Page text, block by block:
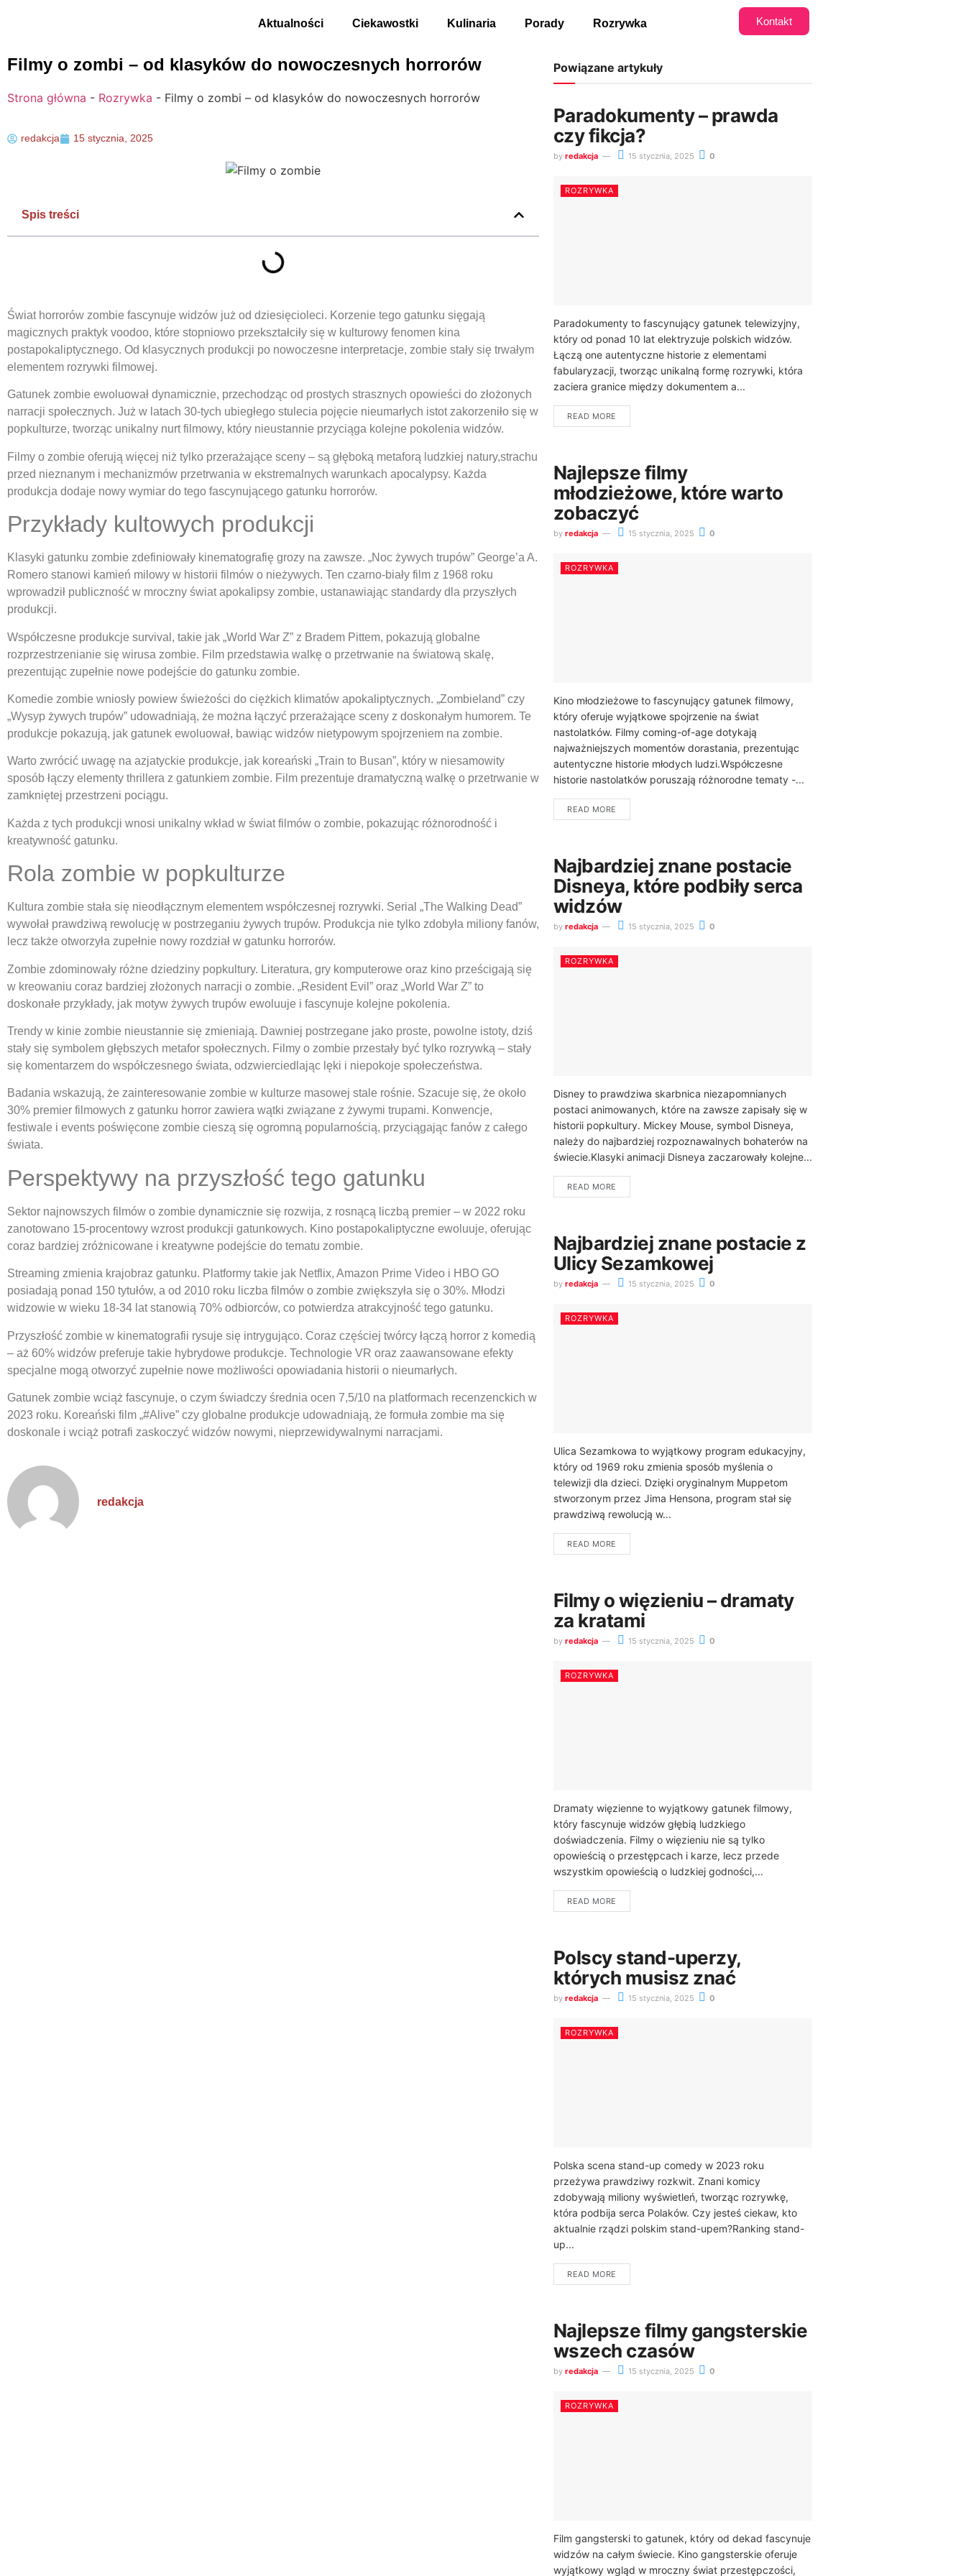
Aktualności Ciekawostki Kulinaria Porady Rozrywka Kontakt
Filmy o zombi – od klasyków do nowoczesnych horrorów
Strona główna - Rozrywka - Filmy o zombi – od klasyków do nowoczesnych horrorów
redakcja 15 stycznia, 2025
Spis treści
Świat horrorów zombie fascynuje widzów już od dziesięcioleci. Korzenie tego gatunku sięgają
magicznych praktyk voodoo, które stopniowo przekształciły się w kulturowy fenomen kina
postapokaliptycznego. Od klasycznych produkcji po nowoczesne interpretacje, zombie stały się trwałym
elementem rozrywki filmowej.
Gatunek zombie ewoluował dynamicznie, przechodząc od prostych strasznych opowieści do złożonych
narracji społecznych. Już w latach 30-tych ubiegłego stulecia pojęcie nieumarłych istot zakorzeniło się w
popkulturze, tworząc unikalny nurt filmowy, który nieustannie przyciąga kolejne pokolenia widzów.
Filmy o zombie oferują więcej niż tylko przerażające sceny – są głęboką metaforą ludzkiej natury,strachu
przed nieznanym i mechanizmów przetrwania w ekstremalnych warunkach apocalypsy. Każda
produkcja dodaje nowy wymiar do tego fascynującego gatunku horrorów.
Przykłady kultowych produkcji
Klasyki gatunku zombie zdefiniowały kinematografię grozy na zawsze. „Noc żywych trupów” George’a A.
Romero stanowi kamień milowy w historii filmów o nieżywych. Ten czarno-biały film z 1968 roku
wprowadził publiczność w mroczny świat apokalipsy zombie, ustanawiając standardy dla przyszłych
produkcji.
Współczesne produkcje survival, takie jak „World War Z” z Bradem Pittem, pokazują globalne
rozprzestrzenianie się wirusa zombie. Film przedstawia walkę o przetrwanie na światową skalę,
prezentując zupełnie nowe podejście do gatunku zombie.
Komedie zombie wniosły powiew świeżości do ciężkich klimatów apokaliptycznych. „Zombieland” czy
„Wysyp żywych trupów” udowadniają, że można łączyć przerażające sceny z doskonałym humorem. Te
produkcje pokazują, jak gatunek ewoluował, bawiąc widzów nietypowym spojrzeniem na zombie.
Warto zwrócić uwagę na azjatyckie produkcje, jak koreański „Train to Busan”, który w niesamowity
sposób łączy elementy thrillera z gatunkiem zombie. Film prezentuje dramatyczną walkę o przetrwanie w
zamkniętej przestrzeni pociągu.
Każda z tych produkcji wnosi unikalny wkład w świat filmów o zombie, pokazując różnorodność i
kreatywność gatunku.
Rola zombie w popkulturze
Kultura zombie stała się nieodłącznym elementem współczesnej rozrywki. Serial „The Walking Dead”
wywołał prawdziwą rewolucję w postrzeganiu żywych trupów. Produkcja nie tylko zdobyła miliony fanów,
lecz także otworzyła zupełnie nowy rozdział w gatunku horrorów.
Zombie zdominowały różne dziedziny popkultury. Literatura, gry komputerowe oraz kino prześcigają się
w kreowaniu coraz bardziej złożonych narracji o zombie. „Resident Evil” oraz „World War Z” to
doskonałe przykłady, jak motyw żywych trupów ewoluuje i fascynuje kolejne pokolenia.
Trendy w kinie zombie nieustannie się zmieniają. Dawniej postrzegane jako proste, powolne istoty, dziś
stały się symbolem głębszych metafor społecznych. Filmy o zombie przestały być tylko rozrywką – stały
się komentarzem do współczesnego świata, odzwierciedlając lęki i niepokoje społeczeństwa.
Badania wskazują, że zainteresowanie zombie w kulturze masowej stale rośnie. Szacuje się, że około
30% premier filmowych z gatunku horror zawiera wątki związane z żywymi trupami. Konwencje,
festiwale i events poświęcone zombie cieszą się ogromną popularnością, przyciągając fanów z całego
świata.
Perspektywy na przyszłość tego gatunku
Sektor najnowszych filmów o zombie dynamicznie się rozwija, z rosnącą liczbą premier – w 2022 roku
zanotowano 15-procentowy wzrost produkcji gatunkowych. Kino postapokaliptyczne ewoluuje, oferując
coraz bardziej zróżnicowane i kreatywne podejście do tematu zombie.
Streaming zmienia krajobraz gatunku. Platformy takie jak Netflix, Amazon Prime Video i HBO GO
posiadają ponad 150 tytułów, a od 2010 roku liczba filmów o zombie zwiększyła się o 30%. Młodzi
widzowie w wieku 18-34 lat stanowią 70% odbiorców, co potwierdza atrakcyjność tego gatunku.
Przyszłość zombie w kinematografii rysuje się intrygująco. Coraz częściej twórcy łączą horror z komedią
– aż 60% widzów preferuje takie hybrydowe produkcje. Technologie VR oraz zaawansowane efekty
specjalne mogą otworzyć zupełnie nowe możliwości opowiadania historii o nieumarłych.
Gatunek zombie wciąż fascynuje, o czym świadczy średnia ocen 7,5/10 na platformach recenzenckich w
2023 roku. Koreański film „#Alive” czy globalne produkcje udowadniają, że formuła zombie ma się
doskonale i wciąż potrafi zaskoczyć widzów nowymi, nieprzewidywalnymi narracjami.
redakcja
Powiązane artykuły
Paradokumenty – prawda
czy fikcja?
by redakcja 15 stycznia, 2025 0
ROZRYWKA
Paradokumenty to fascynujący gatunek telewizyjny,
który od ponad 10 lat elektryzuje polskich widzów.
Łączą one autentyczne historie z elementami
fabularyzacji, tworząc unikalną formę rozrywki, która
zaciera granice między dokumentem a...
READ MORE
Najlepsze filmy
młodzieżowe, które warto
zobaczyć
by redakcja 15 stycznia, 2025 0
ROZRYWKA
Kino młodzieżowe to fascynujący gatunek filmowy,
który oferuje wyjątkowe spojrzenie na świat
nastolatków. Filmy coming-of-age dotykają
najważniejszych momentów dorastania, prezentując
autentyczne historie młodych ludzi.Współczesne
historie nastolatków poruszają różnorodne tematy -...
READ MORE
Najbardziej znane postacie
Disneya, które podbiły serca
widzów
by redakcja 15 stycznia, 2025 0
ROZRYWKA
Disney to prawdziwa skarbnica niezapomnianych
postaci animowanych, które na zawsze zapisały się w
historii popkultury. Mickey Mouse, symbol Disneya,
należy do najbardziej rozpoznawalnych bohaterów na
świecie.Klasyki animacji Disneya zaczarowały kolejne...
READ MORE
Najbardziej znane postacie z
Ulicy Sezamkowej
by redakcja 15 stycznia, 2025 0
ROZRYWKA
Ulica Sezamkowa to wyjątkowy program edukacyjny,
który od 1969 roku zmienia sposób myślenia o
telewizji dla dzieci. Dzięki oryginalnym Muppetom
stworzonym przez Jima Hensona, program stał się
prawdziwą rewolucją w...
READ MORE
Filmy o więzieniu – dramaty
za kratami
by redakcja 15 stycznia, 2025 0
ROZRYWKA
Dramaty więzienne to wyjątkowy gatunek filmowy,
który fascynuje widzów głębią ludzkiego
doświadczenia. Filmy o więzieniu nie są tylko
opowieścią o przestępcach i karze, lecz przede
wszystkim opowieścią o ludzkiej godności,...
READ MORE
Polscy stand-uperzy,
których musisz znać
by redakcja 15 stycznia, 2025 0
ROZRYWKA
Polska scena stand-up comedy w 2023 roku
przeżywa prawdziwy rozkwit. Znani komicy
zdobywają miliony wyświetleń, tworząc rozrywkę,
która podbija serca Polaków. Czy jesteś ciekaw, kto
aktualnie rządzi polskim stand-upem?Ranking stand-
up...
READ MORE
Najlepsze filmy gangsterskie
wszech czasów
by redakcja 15 stycznia, 2025 0
ROZRYWKA
Film gangsterski to gatunek, który od dekad fascynuje
widzów na całym świecie. Kino gangsterskie oferuje
wyjątkowy wgląd w mroczny świat przestępczości,